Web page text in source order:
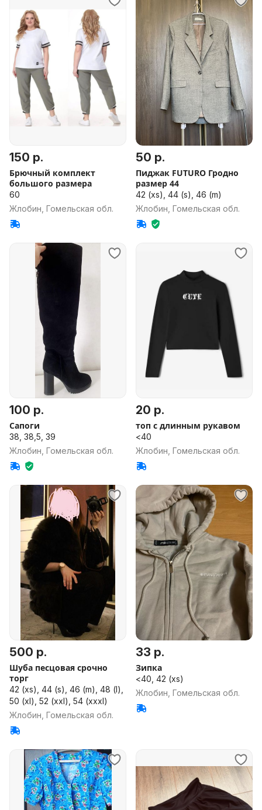
150 р.
Брючный комплект
большого размера
60
Жлобин, Гомельская обл.
50 р.
Пиджак FUTURO Гродно
размер 44
42 (xs), 44 (s), 46 (m)
Жлобин, Гомельская обл.
100 р.
Сапоги
38, 38,5, 39
Жлобин, Гомельская обл.
20 р.
топ с длинным рукавом
<40
Жлобин, Гомельская обл.
500 р.
Шуба песцовая срочно
торг
42 (xs), 44 (s), 46 (m), 48 (l),
50 (xl), 52 (xxl), 54 (xxxl)
Жлобин, Гомельская обл.
33 р.
Зипка
<40, 42 (xs)
Жлобин, Гомельская обл.